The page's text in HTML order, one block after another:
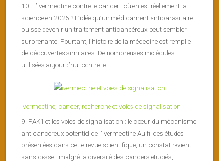
10. L’ivermectine contre le cancer : où en est réellement la
science en 2026 ? L’idée qu’un médicament antiparasitaire
puisse devenir un traitement anticancéreux peut sembler
surprenante. Pourtant, l’histoire de la médecine est remplie
de découvertes similaires. De nombreuses molécules
utilisées aujourd’hui contre le...
Ivermectine, cancer, recherche et voies de signalisation
9. PAK1 et les voies de signalisation : le cœur du mécanisme
anticancéreux potentiel de l’ivermectine Au fil des études
présentées dans cette revue scientifique, un constat revient
sans cesse : malgré la diversité des cancers étudiés,